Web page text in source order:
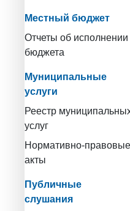
Местный бюджет
Отчеты об исполнении
бюджета
Муниципальные
услуги
Реестр
услуг
Нормативно-правовые
акты
Публичные
слушания